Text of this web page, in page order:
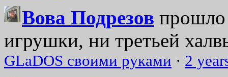
Вова Подрезов прошло
игрушки, ни третьей
GLaDOS своими руками · 2